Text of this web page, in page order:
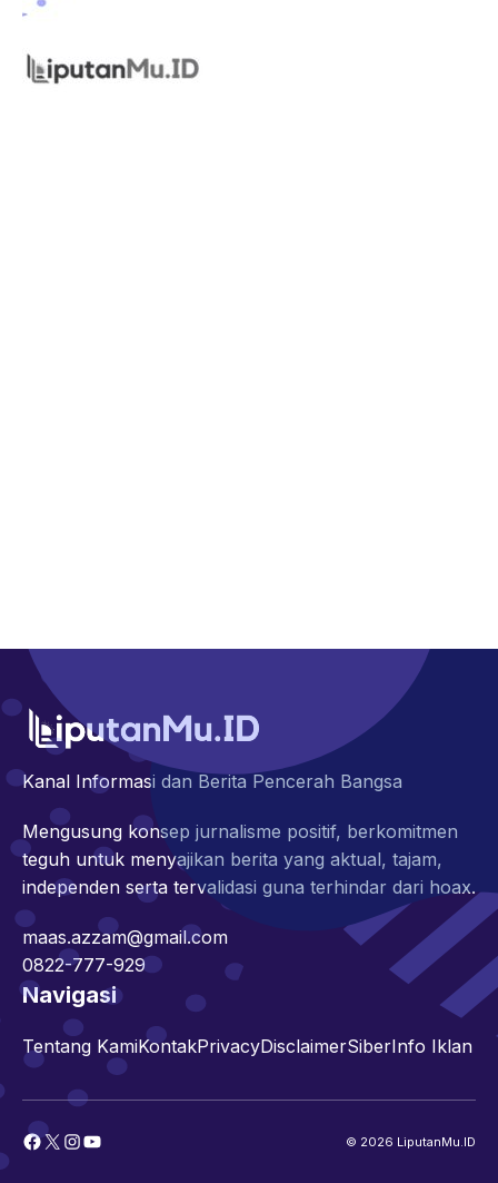
Kanal Informasi dan Berita Pencerah Bangsa
Mengusung konsep jurnalisme positif, berkomitmen
teguh untuk menyajikan berita yang aktual, tajam,
independen serta tervalidasi guna terhindar dari hoax.
maas.azzam@gmail.com
0822-777-929
Navigasi
Tentang KamiKontakPrivacyDisclaimerSiberInfo Iklan
Facebook
X Instagram
YouTube © 2026 LiputanMu.ID